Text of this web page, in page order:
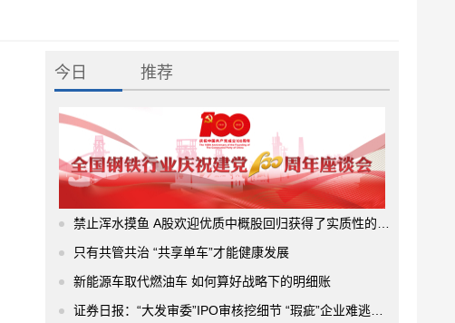
今日 推荐
禁止浑水摸鱼 A股欢迎优质中概股回归获得了实质性的进展
只有共管共治 “共享单车”才能健康发展
新能源车取代燃油车 如何算好战略下的明细账
证券日报：“大发审委”IPO审核挖细节 “瑕疵”企业难逃法眼